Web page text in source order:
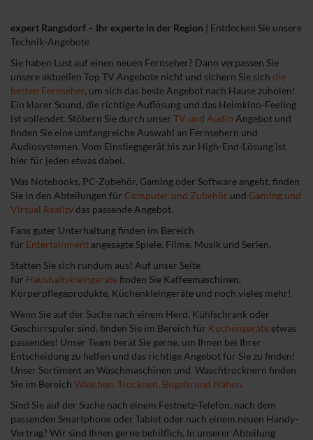
expert Rangsdorf – Ihr experte in der Region | Entdecken Sie unsere
Technik-Angebote
Sie haben Lust auf einen neuen Fernseher? Dann verpassen Sie
unsere aktuellen Top TV Angebote nicht und sichern Sie sich die
besten Fernseher, um sich das beste Angebot nach Hause zuholen!
Ein klarer Sound, die richtige Auflösung und das Heimkino-Feeling
ist vollendet. Stöbern Sie durch unser TV und Audio Angebot und
finden Sie eine umfangreiche Auswahl an Fernsehern und
Audiosystemen. Vom Einstiegsgerät bis zur High-End-Lösung ist
hier für jeden etwas dabei.
Was Notebooks, PC-Zubehör, Gaming oder Software angeht, finden
Sie in den Abteilungen für Computer und Zubehör und Gaming und
Virtual Realitydas passende Angebot.
Fans guter Unterhaltung finden im Bereich
für Entertainment angesagte Spiele, Filme, Musik und Serien.
Statten Sie sich rundum aus! Auf unser Seite
für Haushaltskleingerätefinden Sie Kaffeemaschinen,
Körperpflegeprodukte, Küchenkleingeräte und noch vieles mehr!
Wenn Sie auf der Suche nach einem Herd, Kühlschrank oder
Geschirrspüler sind, finden Sie im Bereich für Küchengeräteetwas
passendes! Unser Team berät Sie gerne, um Ihnen bei Ihrer
Entscheidung zu helfen und das richtige Angebot für Sie zu finden!
Unser Sortiment an Waschmaschinen und Waschtrocknern finden
Sie im Bereich Waschen, Trocknen, Bügeln und Nähen.
Sind Sie auf der Suche nach einem Festnetz-Telefon, nach dem
passenden Smartphone oder Tablet oder nach einem neuen Handy-
Vertrag? Wir sind Ihnen gerne behilflich. In unserer Abteilung